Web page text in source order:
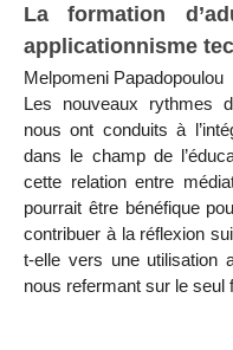
La formation
applicationnisme
Melpomeni Papadopoulou
Les nouveaux rythmes
nous ont conduits à
dans le champ de
cette relation entre
pourrait être bénéfique
contribuer à la réflexion
t-elle vers une utilisation
nous refermant sur le seul